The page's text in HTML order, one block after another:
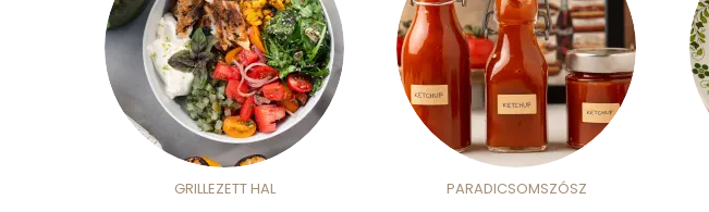
GRILLEZETT HAL PARADICSOMSZÓSZ